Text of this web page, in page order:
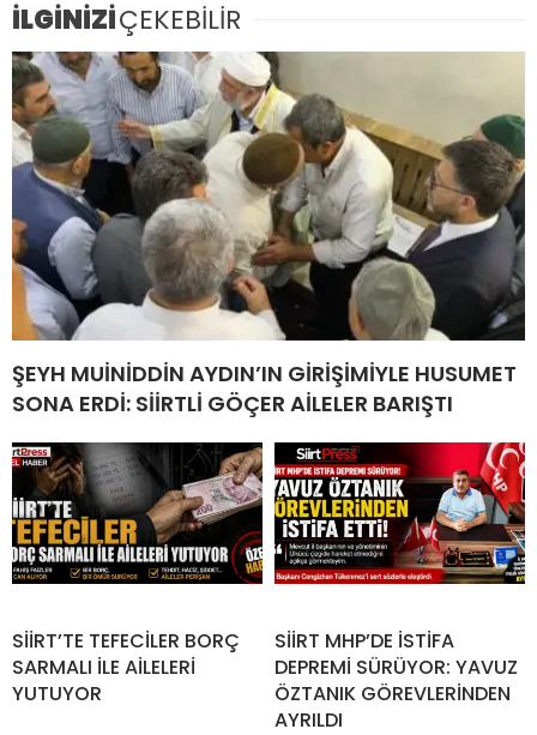
İLGİNİZİÇEKEBİLİR
ŞEYH MUİNİDDİN AYDIN’IN GİRİŞİMİYLE HUSUMET
SONA ERDİ: SİİRTLİ GÖÇER AİLELER BARIŞTI
SİİRT’TE TEFECİLER BORÇ
SARMALI İLE AİLELERİ
YUTUYOR
SİİRT MHP’DE İSTİFA
DEPREMİ SÜRÜYOR: YAVUZ
ÖZTANIK GÖREVLERİNDEN
AYRILDI